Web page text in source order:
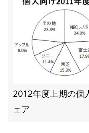
2012年度上期の個
ェア